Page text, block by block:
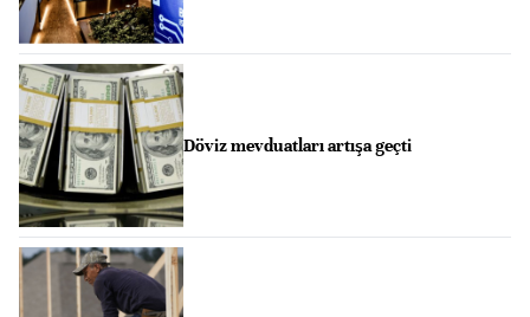
Döviz mevduatları artışa geçti